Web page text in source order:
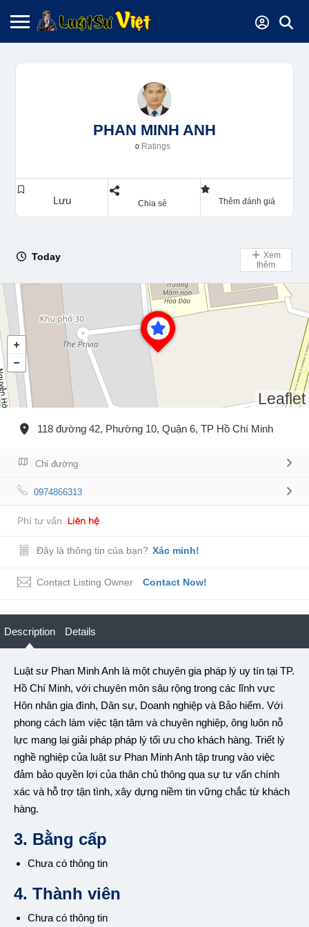
PHAN MINH ANH
0Ratings
Lưu Chia sẻ Thêm đánh giá
Today Day Off
Xem
thêm
Leaflet
118 đường 42, Phường 10, Quận 6, TP Hồ Chí Minh
Chỉ đường
0974866313
Phí tư vấn Liên hệ
Đây là thông tin của bạn? Xác minh!
Contact Listing Owner Contact Now!
Description Details
Luật sư Phan Minh Anh là một chuyên gia pháp lý uy tín tại TP.
Hồ Chí Minh, với chuyên môn sâu rộng trong các lĩnh vực
Hôn nhân gia đình, Dân sự, Doanh nghiệp và Bảo hiểm. Với
phong cách làm việc tận tâm và chuyên nghiệp, ông luôn nỗ
lực mang lại giải pháp pháp lý tối ưu cho khách hàng. Triết lý
nghề nghiệp của luật sư Phan Minh Anh tập trung vào việc
đảm bảo quyền lợi của thân chủ thông qua sự tư vấn chính
xác và hỗ trợ tận tình, xây dựng niềm tin vững chắc từ khách
hàng.
3. Bằng cấp
Chưa có thông tin
4. Thành viên
Chưa có thông tin